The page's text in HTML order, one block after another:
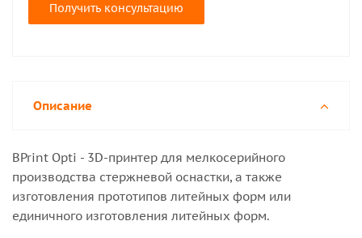
Получить консультацию
Описание
BPrint Opti - 3D-принтер для мелкосерийного
производства стержневой оснастки, а также
изготовления прототипов литейных форм или
единичного изготовления литейных форм.